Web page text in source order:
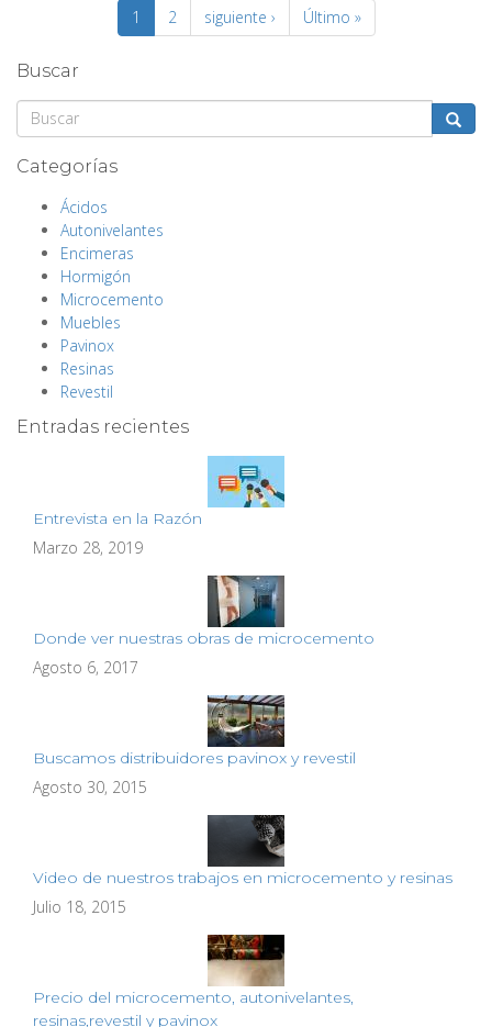
1 2 siguiente › Último »
Buscar
Categorías
Ácidos
Autonivelantes
Encimeras
Hormigón
Microcemento
Muebles
Pavinox
Resinas
Revestil
Entradas recientes
Entrevista en la Razón
Marzo 28, 2019
Donde ver nuestras obras de microcemento
Agosto 6, 2017
Buscamos distribuidores pavinox y revestil
Agosto 30, 2015
Video de nuestros trabajos en microcemento y resinas
Julio 18, 2015
Precio del microcemento, autonivelantes,
resinas,revestil y pavinox